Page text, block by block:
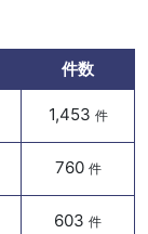
件数
1,453 件
760 件
603 件